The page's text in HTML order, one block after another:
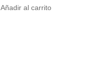
Añadir al carrito